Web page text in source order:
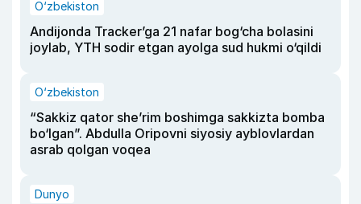
O‘zbekiston
Andijonda Tracker’ga 21 nafar bog‘cha bolasini
joylab, YTH sodir etgan ayolga sud hukmi o‘qildi
O‘zbekiston
“Sakkiz qator she’rim boshimga sakkizta bomba
bo‘lgan”. Abdulla Oripovni siyosiy ayblovlardan
asrab qolgan voqea
Dunyo